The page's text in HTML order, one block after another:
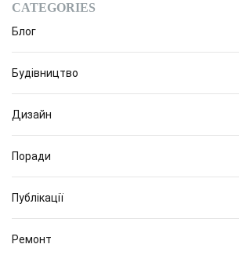
CATEGORIES
Блог
Будівництво
Дизайн
Поради
Публікації
Ремонт